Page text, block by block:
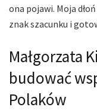
ona pojawi. Moja
znak szacunku i
Małgorzata
budować
Polaków